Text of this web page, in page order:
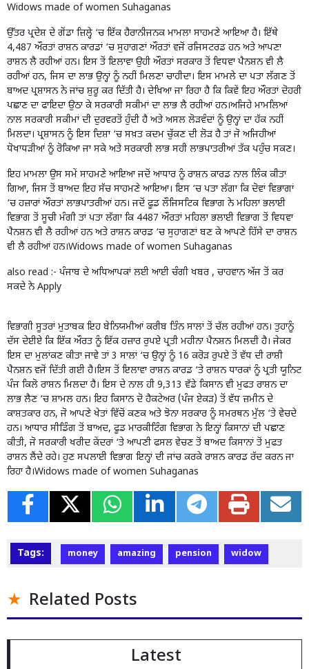
Widows made of women Suhaganas
ਉੱਤਰ ਪ੍ਰਦੇਸ਼ ਦੇ ਗੋਂਡਾ ਜ਼ਿਲ੍ਹੇ ‘ਚ ਇੱਕ ਹੈਰਾਨੀਜਨਕ ਮਾਮਲਾ ਸਾਹਮਣੇ ਆਇਆ ਹੈ। ਇੱਥੇ
4,487 ਔਰਤਾਂ ਰਾਸ਼ਨ ਕਾਰਡਾਂ ‘ਚ ਸੁਹਾਗਣਾਂ ਔਰਤਾਂ ਵਜੋਂ ਰਜਿਸਟਰਡ ਹਨ ਅਤੇ ਆਪਣਾ
ਰਾਸ਼ਨ ਲੈ ਰਹੀਆਂ ਹਨ। ਇਸ ਤੋਂ ਇਲਾਵਾ ਉਹੀ ਔਰਤਾਂ ਸਰਕਾਰ ਤੋਂ ਵਿਧਵਾ ਪੈਨਸ਼ਨ ਵੀ ਲੈ
ਰਹੀਆਂ ਹਨ, ਜਿਸ ਦਾ ਲਾਭ ਉਨ੍ਹਾਂ ਨੂੰ ਨਹੀਂ ਮਿਲਣਾ ਚਾਹੀਦਾ। ਇਸ ਮਾਮਲੇ ਦਾ ਪਤਾ ਲੱਗਣ ਤੋਂ
ਬਾਅਦ ਪ੍ਰਸ਼ਾਸਨ ਨੇ ਜਾਂਚ ਸ਼ੁਰੂ ਕਰ ਦਿੱਤੀ ਹੈ। ਦੇਖਿਆ ਜਾ ਰਿਹਾ ਹੈ ਕਿ ਕਿਵੇਂ ਇਹ ਔਰਤਾਂ ਦੋਹਰੀ
ਪਛਾਣ ਦਾ ਫਾਇਦਾ ਉਠਾ ਕੇ ਸਰਕਾਰੀ ਸਕੀਮਾਂ ਦਾ ਲਾਭ ਲੈ ਰਹੀਆਂ ਹਨ।ਅਜਿਹੇ ਮਾਮਲਿਆਂ
ਨਾਲ ਸਰਕਾਰੀ ਸਕੀਮਾਂ ਦੀ ਦੁਰਵਰਤੋਂ ਹੁੰਦੀ ਹੈ ਅਤੇ ਅਸਲ ਲੋੜਵੰਦਾਂ ਨੂੰ ਉਨ੍ਹਾਂ ਦਾ ਹੱਕ ਨਹੀਂ
ਮਿਲਦਾ। ਪ੍ਰਸ਼ਾਸਨ ਨੂੰ ਇਸ ਦਿਸ਼ਾ ‘ਚ ਸਖ਼ਤ ਕਦਮ ਚੁੱਕਣ ਦੀ ਲੋੜ ਹੈ ਤਾਂ ਜੋ ਅਜਿਹੀਆਂ
ਧੋਖਾਧੜੀਆਂ ਨੂੰ ਰੋਕਿਆ ਜਾ ਸਕੇ ਅਤੇ ਸਰਕਾਰੀ ਲਾਭ ਸਹੀ ਲਾਭਪਾਤਰੀਆਂ ਤੱਕ ਪਹੁੰਚ ਸਕਣ।
ਇਹ ਮਾਮਲਾ ਉਸ ਸਮੇਂ ਸਾਹਮਣੇ ਆਇਆ ਜਦੋਂ ਆਧਾਰ ਨੂੰ ਰਾਸ਼ਨ ਕਾਰਡ ਨਾਲ ਲਿੰਕ ਕੀਤਾ
ਗਿਆ, ਜਿਸ ਤੋਂ ਬਾਅਦ ਇਹ ਸੱਚ ਸਾਹਮਣੇ ਆਇਆ। ਇਸ ‘ਚ ਪਤਾ ਲੱਗਾ ਕਿ ਦੋਵਾਂ ਵਿਭਾਗਾਂ
‘ਚ ਹਜ਼ਾਰਾਂ ਔਰਤਾਂ ਲਾਭਪਾਤਰੀਆਂ ਹਨ। ਜਦੋਂ ਫੂਡ ਲੌਜਿਸਟਿਕ ਵਿਭਾਗ ਨੇ ਮਹਿਲਾ ਭਲਾਈ
ਵਿਭਾਗ ਤੋਂ ਸੂਚੀ ਮੰਗੀ ਤਾਂ ਪਤਾ ਲੱਗਾ ਕਿ 4487 ਔਰਤਾਂ ਮਹਿਲਾ ਭਲਾਈ ਵਿਭਾਗ ਤੋਂ ਵਿਧਵਾ
ਪੈਨਸ਼ਨ ਵੀ ਲੈ ਰਹੀਆਂ ਹਨ ਅਤੇ ਰਾਸ਼ਨ ਕਾਰਡ ‘ਚ ਸੁਹਾਗਣਾਂ ਬਣ ਕੇ ਆਪਣੇ ਹਿੱਸੇ ਦਾ ਰਾਸ਼ਨ
ਵੀ ਲੈ ਰਹੀਆਂ ਹਨ।Widows made of women Suhaganas
also read :- ਪੰਜਾਬ ਦੇ ਅਧਿਆਪਕਾਂ ਲਈ ਆਈ ਚੰਗੀ ਖਬਰ , ਚਾਹਵਾਨ ਅੱਜ ਤੋਂ ਕਰ
ਸਕਦੇ ਨੇ Apply
ਵਿਭਾਗੀ ਸੂਤਰਾਂ ਮੁਤਾਬਕ ਇਹ ਬੇਨਿਯਮੀਆਂ ਕਰੀਬ ਤਿੰਨ ਸਾਲਾਂ ਤੋਂ ਚੱਲ ਰਹੀਆਂ ਹਨ। ਤੁਹਾਨੂੰ
ਦੱਸ ਦੇਈਏ ਕਿ ਇੱਕ ਔਰਤ ਨੂੰ ਇੱਕ ਹਜ਼ਾਰ ਰੁਪਏ ਪ੍ਰਤੀ ਮਹੀਨਾ ਪੈਨਸ਼ਨ ਮਿਲਦੀ ਹੈ। ਜੇਕਰ
ਇਸ ਦਾ ਮੁਲਾਂਕਣ ਕੀਤਾ ਜਾਵੇ ਤਾਂ 3 ਸਾਲਾਂ ‘ਚ ਉਨ੍ਹਾਂ ਨੂੰ 16 ਕਰੋੜ ਰੁਪਏ ਤੋਂ ਵੱਧ ਦੀ ਰਾਸ਼ੀ
ਪੈਨਸ਼ਨ ਵਜੋਂ ਦਿੱਤੀ ਗਈ ਹੈ।ਇਸ ਤੋਂ ਇਲਾਵਾ ਰਾਸ਼ਨ ਕਾਰਡ ‘ਤੇ ਰਾਸ਼ਨ ਧਾਰਕਾਂ ਨੂੰ ਪ੍ਰਤੀ ਯੂਨਿਟ
ਪੰਜ ਕਿਲੋ ਰਾਸ਼ਨ ਮਿਲਦਾ ਹੈ। ਇਸ ਦੇ ਨਾਲ ਹੀ 9,313 ਵੱਡੇ ਕਿਸਾਨ ਵੀ ਮੁਫਤ ਰਾਸ਼ਨ ਦਾ
ਲਾਭ ਲੈਣ ‘ਚ ਸ਼ਾਮਲ ਹਨ। ਇਹ ਕਿਸਾਨ ਦੋ ਹੈਕਟੇਅਰ (ਪੰਜ ਏਕੜ) ਤੋਂ ਵੱਧ ਜ਼ਮੀਨ ਦੇ
ਕਾਸ਼ਤਕਾਰ ਹਨ, ਜੋ ਆਪਣੇ ਖੇਤਾਂ ਵਿੱਚੋਂ ਕਣਕ ਅਤੇ ਝੋਨਾ ਸਰਕਾਰ ਨੂੰ ਸਮਰਥਨ ਮੁੱਲ ‘ਤੇ ਵੇਚਦੇ
ਹਨ। ਆਧਾਰ ਸੀਡਿੰਗ ਤੋਂ ਬਾਅਦ, ਫੂਡ ਮਾਰਕੀਟਿੰਗ ਵਿਭਾਗ ਨੇ ਇਨ੍ਹਾਂ ਕਿਸਾਨਾਂ ਦੀ ਪਛਾਣ
ਕੀਤੀ, ਜੋ ਸਰਕਾਰੀ ਖਰੀਦ ਕੇਂਦਰਾਂ ‘ਤੇ ਆਪਣੀ ਫਸਲ ਵੇਚਣ ਤੋਂ ਬਾਅਦ ਕਿਸਾਨਾਂ ਤੋਂ ਮੁਫਤ
ਰਾਸ਼ਨ ਲੈਂਦੇ ਰਹੇ। ਹੁਣ ਸਪਲਾਈ ਵਿਭਾਗ ਇਨ੍ਹਾਂ ਦੀ ਜਾਂਚ ਕਰਕੇ ਰਾਸ਼ਨ ਕਾਰਡ ਰੱਦ ਕਰਨ ਜਾ
ਰਿਹਾ ਹੈ।Widows made of women Suhaganas
Tags: money amazing pension widow
Related Posts
Latest